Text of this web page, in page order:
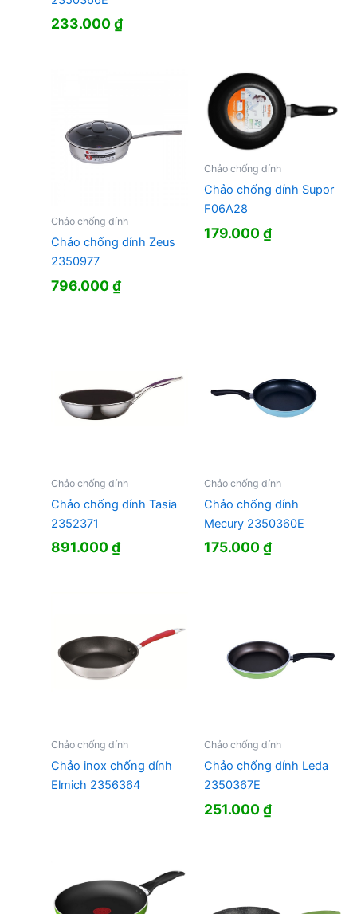
233.000₫
Chảo chống dính
Chảo chống dính Zeus
2350977
796.000₫
Chảo chống dính
Chảo chống dính Supor
F06A28
179.000₫
Chảo chống dính
Chảo chống dính Tasia
2352371
891.000₫
Chảo chống dính
Chảo chống dính
Mecury 2350360E
175.000₫
Chảo chống dính
Chảo inox chống dính
Elmich 2356364
Chảo chống dính
Chảo chống dính Leda
2350367E
251.000₫